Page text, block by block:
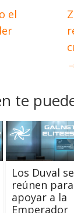
el
te
Los Duval se
reúnen para
apoyar a la
Emperador